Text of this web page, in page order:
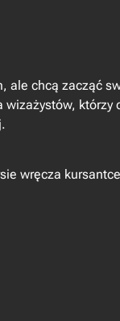
ale chcą zacząć
którzy
wręcza